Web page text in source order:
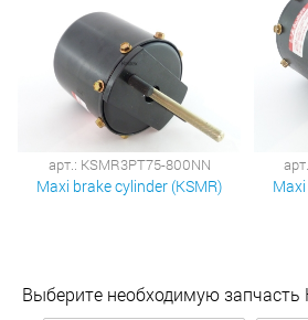
арт.: KSMR3PT75-800NN
Maxi brake cylinder (KSMR)
Выберите необходимую запчасть